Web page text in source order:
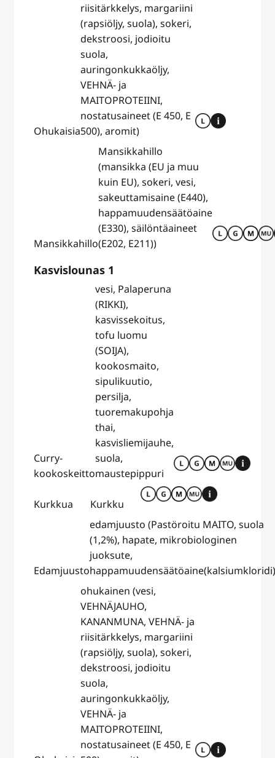
Ohukaisia
riisitärkkelys, margariini
(rapsiöljy, suola), sokeri,
dekstroosi, jodioitu
suola,
auringonkukkaöljy,
VEHNÄ- ja
MAITOPROTEIINI,
nostatusaineet (E 450, E
500), aromit)
Mansikkahillo
Mansikkahillo
(mansikka (EU ja muu
kuin EU), sokeri, vesi,
sakeuttamisaine (E440),
happamuudensäätöaine
(E330), säilöntäaineet
(E202, E211))
Kasvislounas 1
Curry-
kookoskeitto
vesi, Palaperuna
(RIKKI),
kasvissekoitus,
tofu luomu
(SOIJA),
kookosmaito,
sipulikuutio,
persilja,
tuoremakupohja
thai,
kasvisliemijauhe,
suola,
maustepippuri
Kurkkua Kurkku
Edamjuusto
edamjuusto (Pastöroitu MAITO, suola
(1,2%), hapate, mikrobiologinen
juoksute,
ohukainen (vesi,
VEHNÄJAUHO,
KANANMUNA, VEHNÄ- ja
riisitärkkelys, margariini
(rapsiöljy, suola), sokeri,
dekstroosi, jodioitu
suola,
auringonkukkaöljy,
VEHNÄ- ja
MAITOPROTEIINI,
nostatusaineet (E 450, E